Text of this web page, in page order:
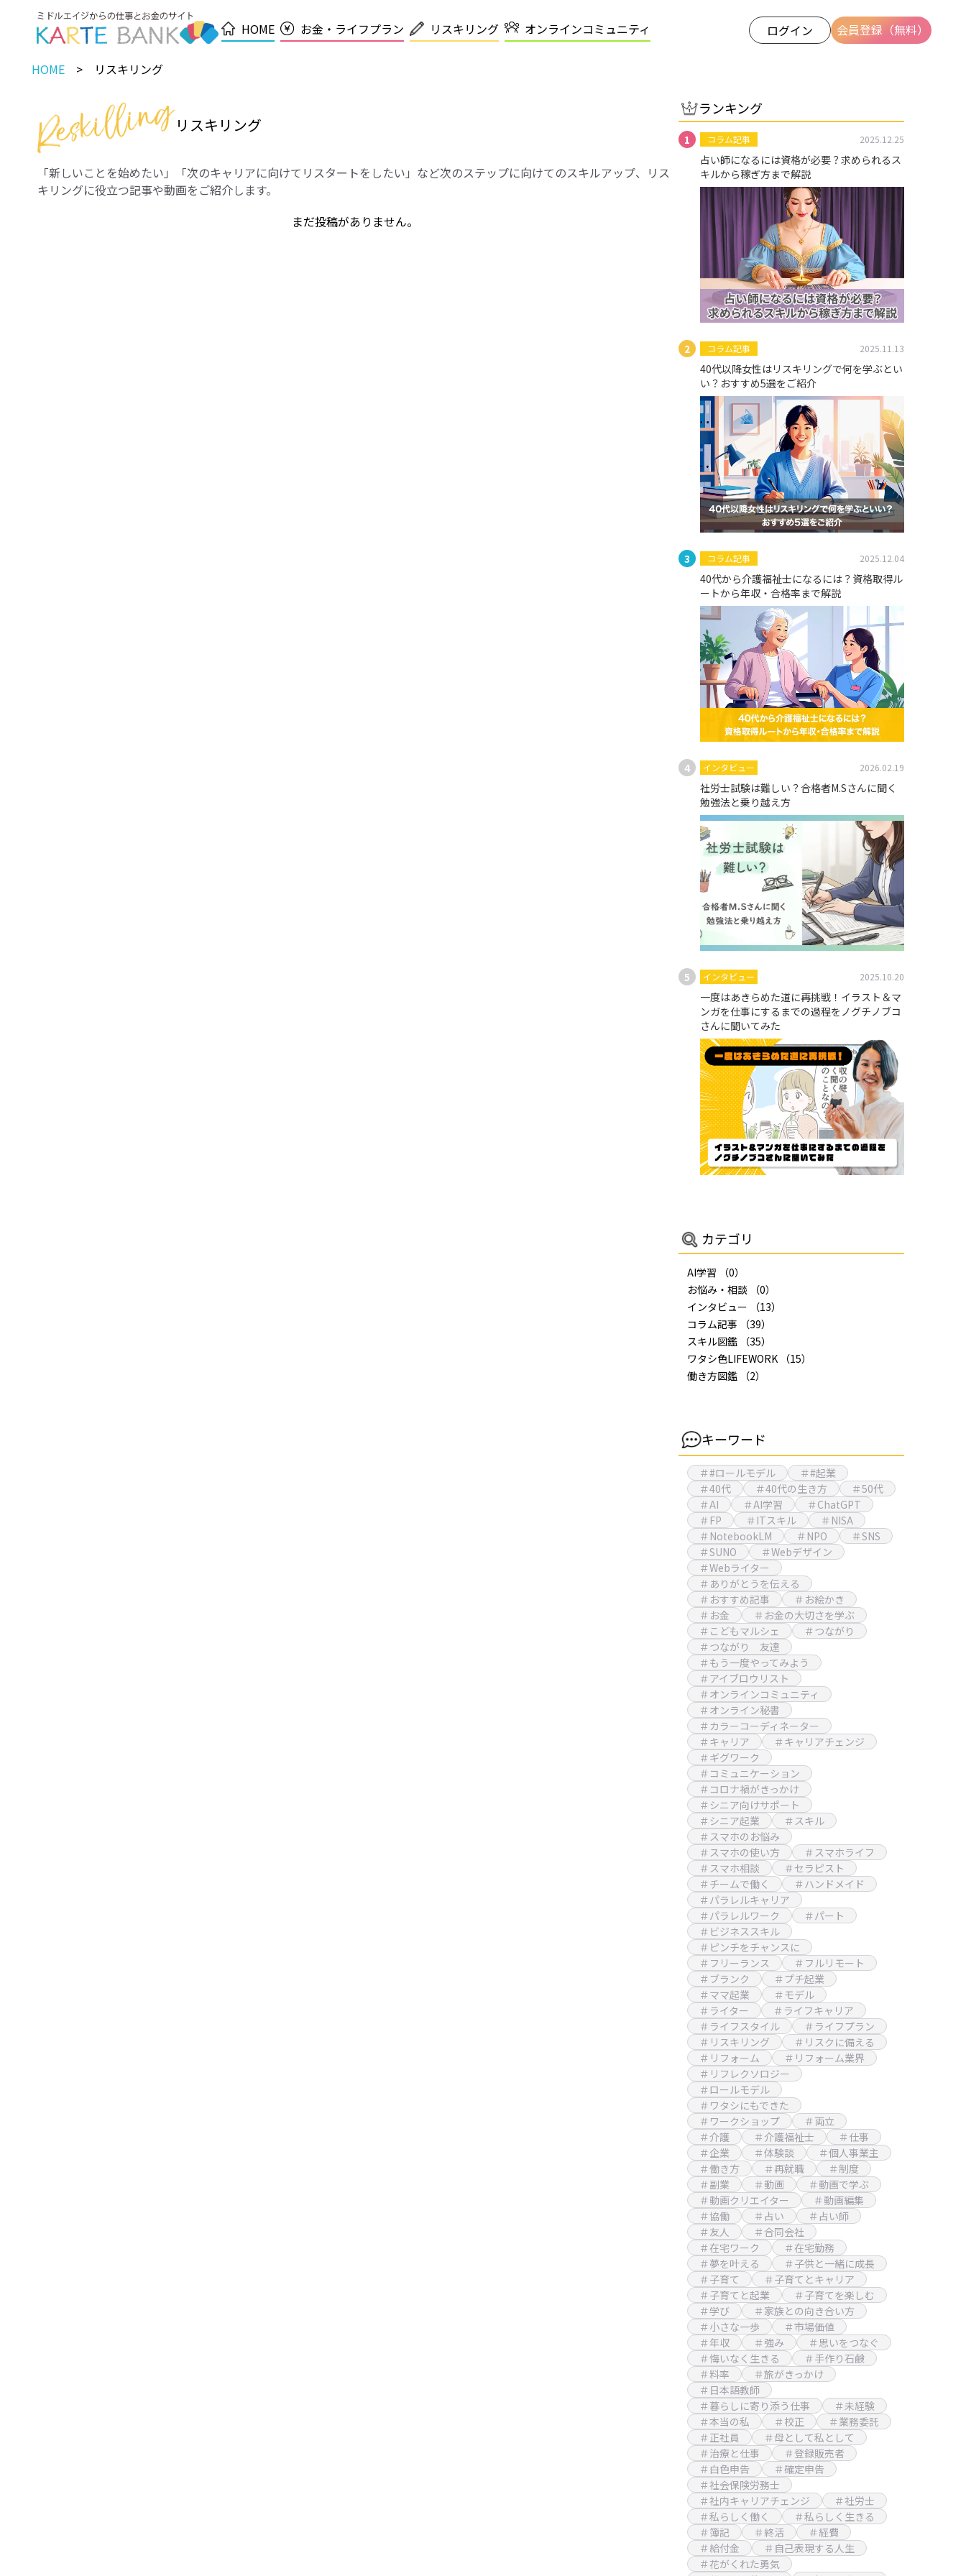
HOME お金・ライフプラン リスキリング オンラインコミュニティ ログイン 会員登録（無料）
HOME リスキリング
リスキリング
「新しいことを始めたい」「次のキャリアに向けてリスタートをしたい」など次のステップに向けてのスキルアップ、リス
キリングに役立つ記事や動画をご紹介します。
まだ投稿がありません。
ランキング
コラム記事 2025.12.25
占い師になるには資格が必要？求められるス
キルから稼ぎ方まで解説
コラム記事 2025.11.13
40代以降女性はリスキリングで何を学ぶとい
い？おすすめ5選をご紹介
コラム記事 2025.12.04
40代から介護福祉士になるには？資格取得ル
ートから年収・合格率まで解説
インタビュー 2026.02.19
社労士試験は難しい？合格者M.Sさんに聞く
勉強法と乗り越え方
インタビュー 2025.10.20
一度はあきらめた道に再挑戦！イラスト＆マ
ンガを仕事にするまでの過程をノグチノブコ
さんに聞いてみた
カテゴリ
AI学習
（0）
お悩み・相談
（0）
インタビュー
（13）
コラム記事
（39）
スキル図鑑
（35）
ワタシ色LIFEWORK
（15）
働き方図鑑
（2）
キーワード
＃#ロールモデル
＃#起業
＃40代
＃40代の生き方
＃50代
＃AI
＃AI学習
＃ChatGPT
＃FP
＃ITスキル
＃NISA
＃NotebookLM
＃NPO
＃SNS
＃SUNO
＃Webデザイン
＃Webライター
＃ありがとうを伝える
＃おすすめ記事
＃お絵かき
＃お金
＃お金の大切さを学ぶ
＃こどもマルシェ
＃つながり
＃つながり 友達
＃もう一度やってみよう
＃アイブロウリスト
＃オンラインコミュニティ
＃オンライン秘書
＃カラーコーディネーター
＃キャリア
＃キャリアチェンジ
＃ギグワーク
＃コミュニケーション
＃コロナ禍がきっかけ
＃シニア向けサポート
＃シニア起業
＃スキル
＃スマホのお悩み
＃スマホの使い方
＃スマホライフ
＃スマホ相談
＃セラピスト
＃チームで働く
＃ハンドメイド
＃パラレルキャリア
＃パラレルワーク
＃パート
＃ビジネススキル
＃ピンチをチャンスに
＃フリーランス
＃フルリモート
＃ブランク
＃プチ起業
＃ママ起業
＃モデル
＃ライター
＃ライフキャリア
＃ライフスタイル
＃ライフプラン
＃リスキリング
＃リスクに備える
＃リフォーム
＃リフォーム業界
＃リフレクソロジー
＃ロールモデル
＃ワタシにもできた
＃ワークショップ
＃両立
＃介護
＃介護福祉士
＃仕事
＃企業
＃体験談
＃個人事業主
＃働き方
＃再就職
＃制度
＃副業
＃動画
＃動画で学ぶ
＃動画クリエイター
＃動画編集
＃協働
＃占い
＃占い師
＃友人
＃合同会社
＃在宅ワーク
＃在宅勤務
＃夢を叶える
＃子供と一緒に成長
＃子育て
＃子育てとキャリア
＃子育てと起業
＃子育てを楽しむ
＃学び
＃家族との向き合い方
＃小さな一歩
＃市場価値
＃年収
＃強み
＃思いをつなぐ
＃悔いなく生きる
＃手作り石鹸
＃料率
＃旅がきっかけ
＃日本語教師
＃暮らしに寄り添う仕事
＃未経験
＃本当の私
＃校正
＃業務委託
＃正社員
＃母として私として
＃治療と仕事
＃登録販売者
＃白色申告
＃確定申告
＃社会保険労務士
＃社内キャリアチェンジ
＃社労士
＃私らしく働く
＃私らしく生きる
＃簿記
＃終活
＃経費
＃給付金
＃自己表現する人生
＃花がくれた勇気